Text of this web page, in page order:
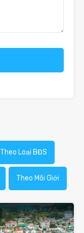
Theo Loại BĐS
Theo Môi Giới